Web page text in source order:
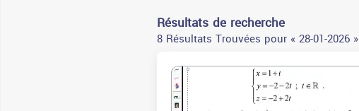
Résultats de recherche
8 Résultats Trouvées pour « 28-01-2026 »
16:21